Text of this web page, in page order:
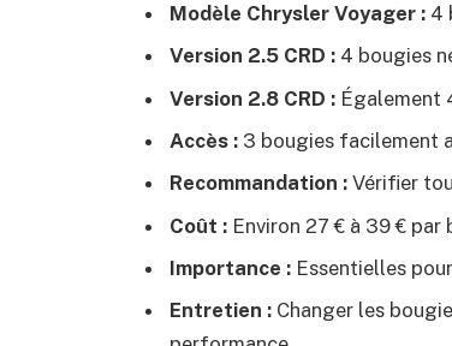
Modèle Chrysler Voyager : 4
Version 2.5 CRD : 4 bougies
Version 2.8 CRD : Également
Accès : 3 bougies facilement
Recommandation : Vérifier
Coût : Environ 27 € à 39 €
Importance : Essentielles
Entretien : Changer les